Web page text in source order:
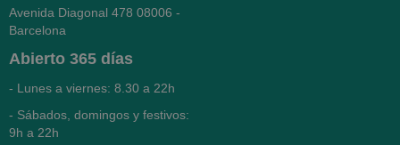
Avenida Diagonal 478 08006 -
Barcelona
Abierto 365 días
- Lunes a viernes: 8.30 a 22h
- Sábados, domingos y festivos:
9h a 22h